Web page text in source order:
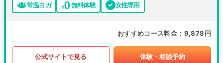
常温ヨガ 無料体験 女性専用
おすすめコース料金 9,878円
公式サイトで見る 体験・相談予約